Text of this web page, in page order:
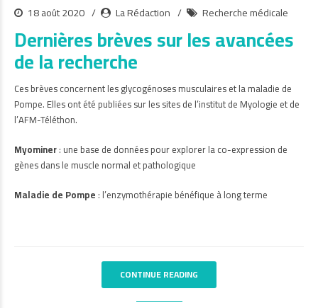
18 août 2020 La Rédaction Recherche médicale
Dernières brèves sur les avancées
de la recherche
Ces brèves concernent les glycogénoses musculaires et la maladie de
Pompe. Elles ont été publiées sur les sites de l’institut de Myologie et de
l’AFM-Téléthon.
Myominer: une base de données pour explorer la co-expression de
gènes dans le muscle normal et pathologique
Maladie de Pompe : l’enzymothérapie bénéfique à long terme
CONTINUE READING